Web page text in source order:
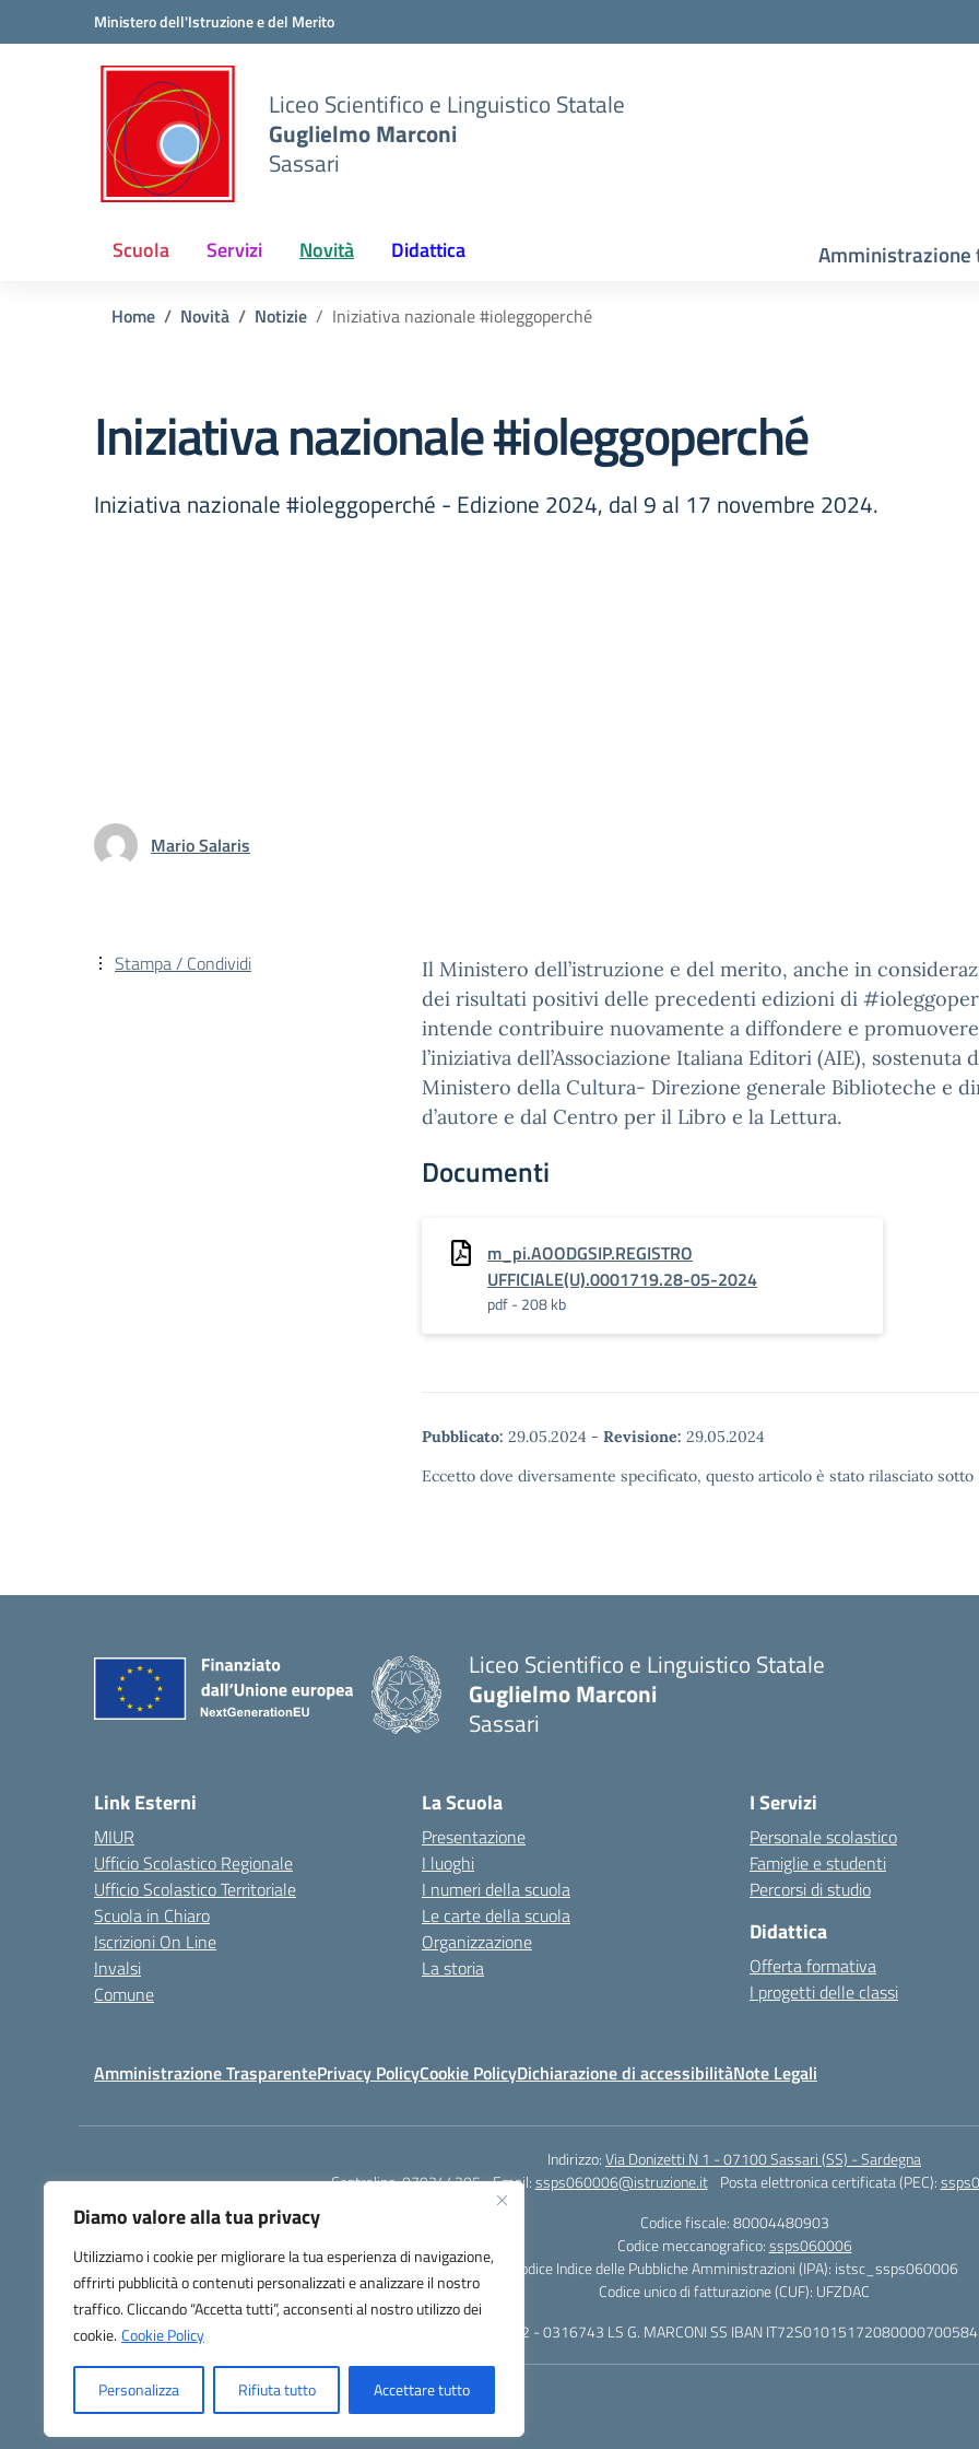
Diamo valore alla tua privacy
Utilizziamo i cookie per migliorare la tua esperienza di navigazione,
offrirti pubblicità o contenuti personalizzati e analizzare il nostro
traffico. Cliccando “Accetta tutti”, acconsenti al nostro utilizzo dei
cookie. Cookie Policy
Personalizza Rifiuta tutto Accettare tutto
Vai ai contenuti
Vai al menu di navigazioneMinistero dell'Istruzione e del Merito
Liceo Scientifico e Linguistico Statale
Guglielmo Marconi
Sassari
Scuola Servizi Novità Didattica Amministrazione
Home Novità Notizie Iniziativa nazionale #ioleggoperché
Iniziativa nazionale #ioleggoperché
Iniziativa nazionale #ioleggoperché - Edizione 2024, dal 9 al 17 novembre 2024.
Mario Salaris
Il Ministero dell’istruzione e del merito, anche in
dei risultati positivi delle precedenti edizioni di
intende contribuire nuovamente a diffondere e promuovere
l’iniziativa dell’Associazione Italiana Editori (AIE), sostenuta
Ministero della Cultura- Direzione generale Biblioteche e
d’autore e dal Centro per il Libro e la Lettura.
Documenti
m_pi.AOODGSIP.REGISTRO
UFFICIALE(U).0001719.28-05-2024
pdf - 208 kb
Pubblicato: 29.05.2024 - Revisione: 29.05.2024
Eccetto dove diversamente specificato, questo articolo è stato rilasciato
Stampa / Condividi
Liceo Scientifico e Linguistico Statale
Guglielmo Marconi
Sassari
Link Esterni
MIUR
Ufficio Scolastico Regionale
Ufficio Scolastico Territoriale
Scuola in Chiaro
Iscrizioni On Line
Invalsi
Comune
La Scuola
Presentazione
I luoghi
I numeri della scuola
Le carte della scuola
Organizzazione
La storia
I Servizi
Personale scolastico
Famiglie e studenti
Percorsi di studio
Didattica
Offerta formativa
I progetti delle classi
Amministrazione TrasparentePrivacy PolicyCookie PolicyDichiarazione di accessibilitàNote Legali
Indirizzo:Via Donizetti N 1 - 07100 Sassari (SS) - Sardegna
Centralino:079244305 Email:ssps060006@istruzione.it Posta elettronica certificata (PEC):
Codice fiscale: 80004480903
Codice meccanografico:ssps060006
Codice Indice delle Pubbliche Amministrazioni (IPA): istsc_ssps060006
Codice unico di fatturazione (CUF): UFZDAC
TU - 522 - 0316743 LS G. MARCONI SS IBAN